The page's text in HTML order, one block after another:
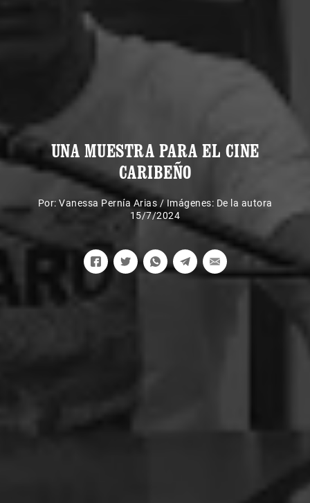
UNA MUESTRA PARA EL CINE
CARIBEÑO
Por: Vanessa Pernía Arias / Imágenes: De la autora
15/7/2024